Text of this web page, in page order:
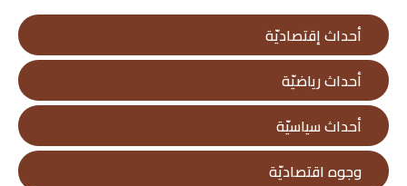
أحداث إقتصاديّة
أحداث رياضيّة
أحداث سياسيّة
وجوه اقتصاديّة